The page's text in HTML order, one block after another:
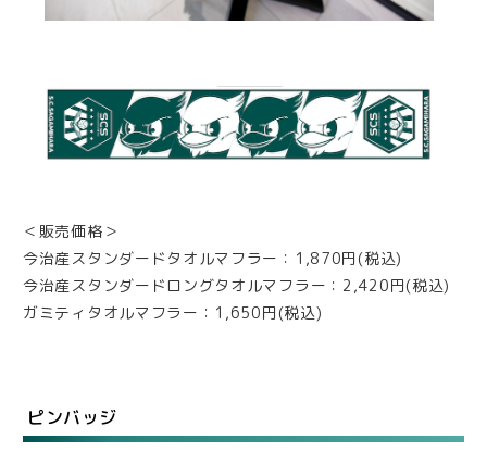
＜販売価格＞
今治産スタンダードタオルマフラー：1,870円(税込)
今治産スタンダードロングタオルマフラー：2,420円(税込)
ガミティタオルマフラー：1,650円(税込)
ピンバッジ